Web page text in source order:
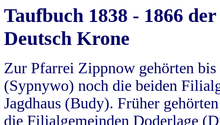
Taufbuch 1838 - 1866
Deutsch Krone
Zur Pfarrei Zippnow gehörten
(Sypnywo) noch die beiden
Jagdhaus (Budy). Früher
die Filialgemeinden Doderlage